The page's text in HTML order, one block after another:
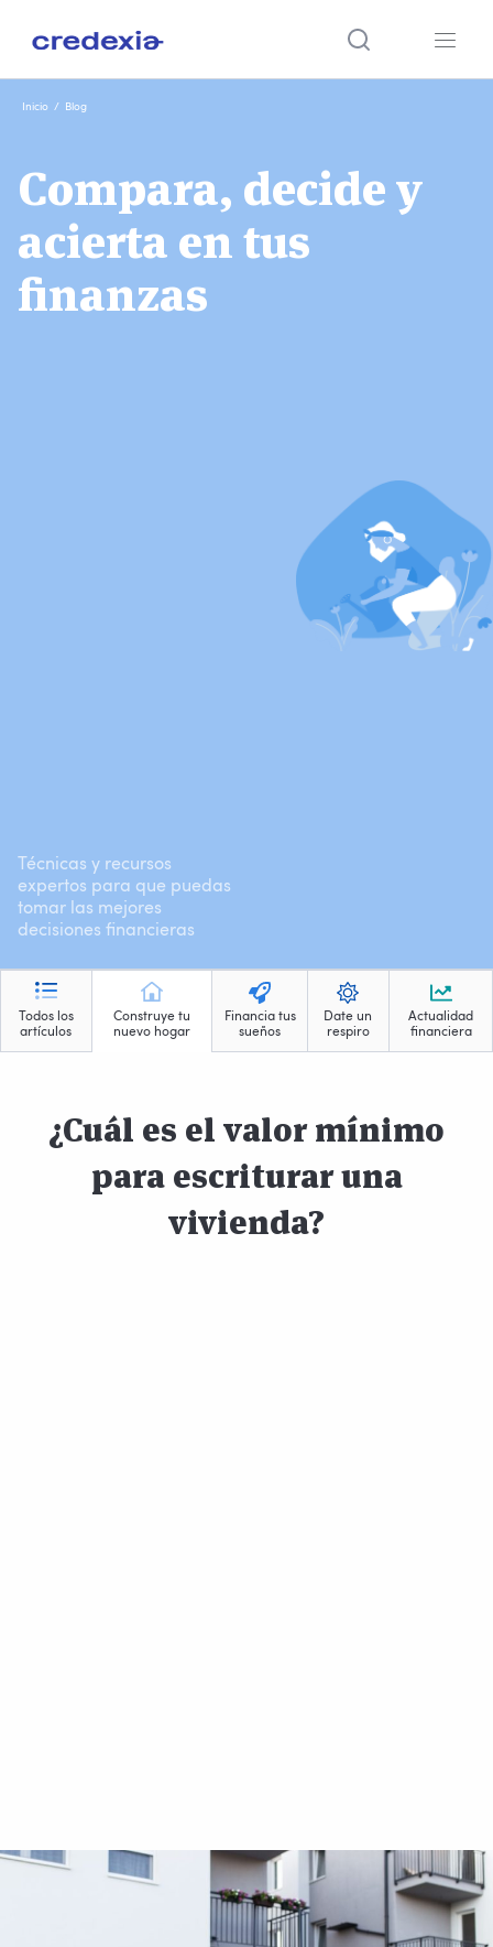
Inicio / Blog
Compara, decide y
acierta en tus
finanzas
Técnicas y recursos
expertos para que puedas
tomar las mejores
decisiones financieras
Todos los
artículos
Construye tu
nuevo hogar
Financia tus
sueños
Date un
respiro
Actualidad
financiera
¿Cuál es el valor mínimo
para escriturar una
vivienda?